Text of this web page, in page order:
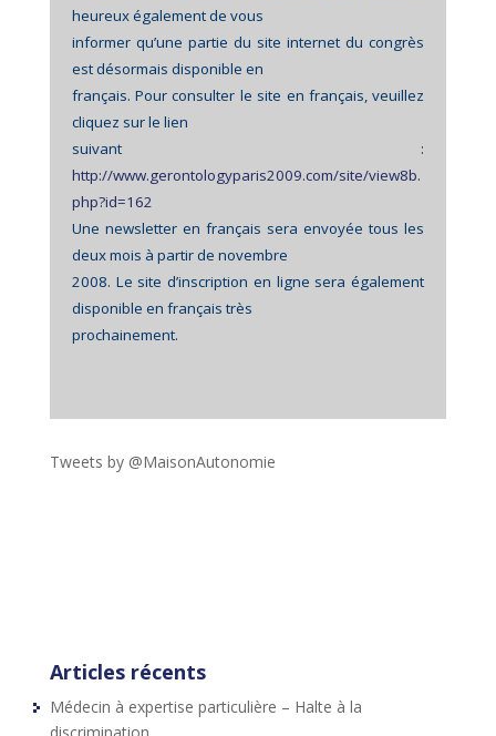
heureux également de vous
informer qu’une partie du site internet du congrès
est désormais disponible en
français. Pour consulter le site en français, veuillez
cliquez sur le lien
suivant :
http://www.gerontologyparis2009.com/site/view8b.
php?id=162
Une newsletter en français sera envoyée tous les
deux mois à partir de novembre
2008. Le site d’inscription en ligne sera également
disponible en français très
prochainement.
Tweets by @MaisonAutonomie
Articles récents
Médecin à expertise particulière – Halte à la